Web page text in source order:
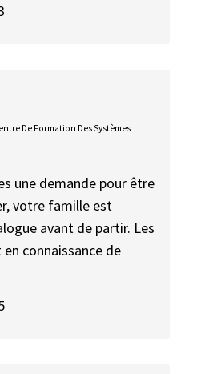
De Formation Des Systèmes
une demande pour être
votre famille est
avant de partir. Les
connaissance de